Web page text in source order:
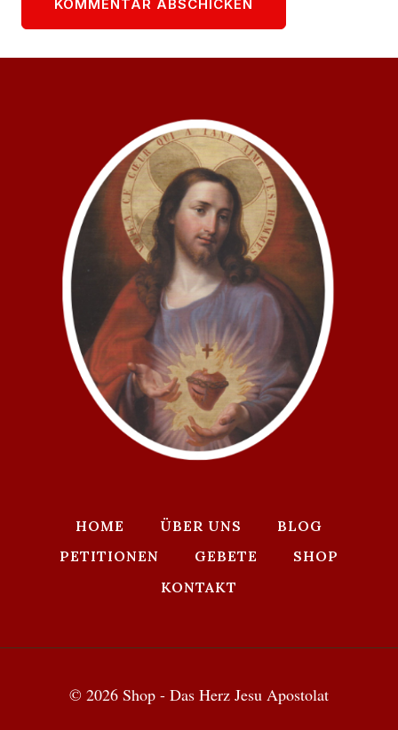
HOME ÜBER UNS
BLOG
PETITIONEN
GEBETE
SHOP
KONTAKT
© 2026 Shop - Das Herz Jesu Apostolat